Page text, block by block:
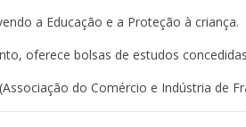
a Educação e a Proteção à criança.
oferece bolsas de estudos
do Comércio e Indústria de